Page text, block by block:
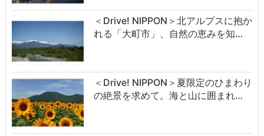
＜Drive! NIPPON＞北アルプスに抱か
れる「大町市」、自然の恵みを知…
＜Drive! NIPPON＞夏限定のひまわり
の絶景を求めて。海と山に囲まれ…